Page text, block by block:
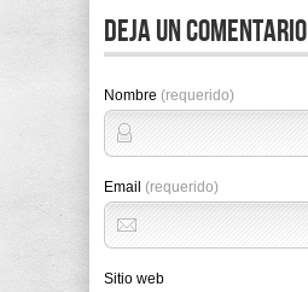
Deja un comentario
Nombre (requerido)
Email (requerido)
Sitio web